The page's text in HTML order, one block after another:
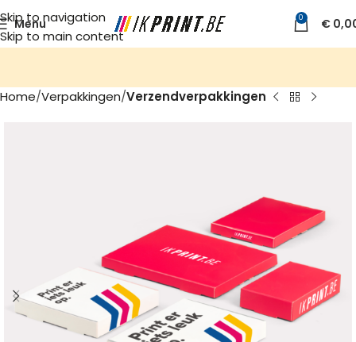
Skip to navigation
Skip to main content
Menu 0 €
Home Verpakkingen Verzendverpakkingen